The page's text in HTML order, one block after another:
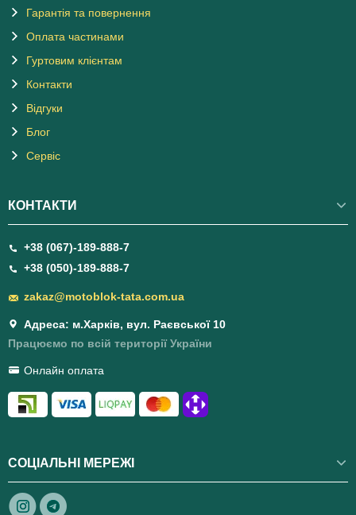
Гарантія та повернення
Оплата частинами
Гуртовим клієнтам
Контакти
Відгуки
Блог
Сервіс
КОНТАКТИ
+38 (067)-189-888-7
+38 (050)-189-888-7
zakaz@motoblok-tata.com.ua
Адреса: м.Харків, вул. Раєвської 10
Працюємо по всій території України
Онлайн оплата
СОЦІАЛЬНІ МЕРЕЖІ